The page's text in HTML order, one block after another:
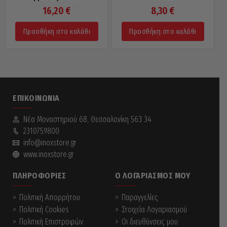
16,20€
Προσθήκη στο καλάθι
8,30€
Προσθήκη στο καλάθι
ΕΠΙΚΟΙΝΩΝΊΑ
Νέα Mοναστηριού 68, Θεσσαλονίκη 563 34
2310759800
info@inoxstore.gr
www.inoxstore.gr
ΠΛΗΡΟΦΟΡΊΕΣ
Πολιτική Απορρήτου
Πολιτική Cookies
Πολιτική Επιστροφών
Ο ΛΟΓΑΡΙΑΣΜΌΣ ΜΟΥ
Παραγγελίες
Στοιχεία Λογαριασμού
Οι διευθύνσεις μου